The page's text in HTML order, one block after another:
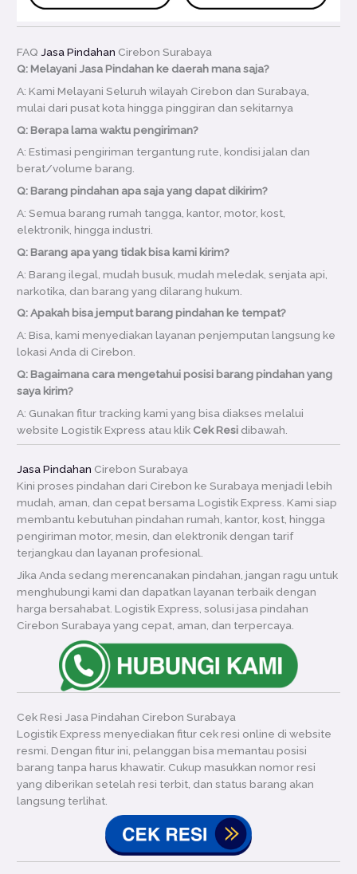
FAQ Jasa Pindahan Cirebon Surabaya
Q: Melayani Jasa Pindahan ke daerah mana saja?
A: Kami Melayani Seluruh wilayah Cirebon dan Surabaya,
mulai dari pusat kota hingga pinggiran dan sekitarnya
Q: Berapa lama waktu pengiriman?
A: Estimasi pengiriman tergantung rute, kondisi jalan dan
berat/volume barang.
Q: Barang pindahan apa saja yang dapat dikirim?
A: Semua barang rumah tangga, kantor, motor, kost,
elektronik, hingga industri.
Q: Barang apa yang tidak bisa kami kirim?
A: Barang ilegal, mudah busuk, mudah meledak, senjata api,
narkotika, dan barang yang dilarang hukum.
Q: Apakah bisa jemput barang pindahan ke tempat?
A: Bisa, kami menyediakan layanan penjemputan langsung ke
lokasi Anda di Cirebon.
Q: Bagaimana cara mengetahui posisi barang pindahan yang
saya kirim?
A: Gunakan fitur tracking kami yang bisa diakses melalui
website Logistik Express atau klik Cek Resi dibawah.
Jasa Pindahan Cirebon Surabaya
Kini proses pindahan dari Cirebon ke Surabaya menjadi lebih
mudah, aman, dan cepat bersama Logistik Express. Kami siap
membantu kebutuhan pindahan rumah, kantor, kost, hingga
pengiriman motor, mesin, dan elektronik dengan tarif
terjangkau dan layanan profesional.
Jika Anda sedang merencanakan pindahan, jangan ragu untuk
menghubungi kami dan dapatkan layanan terbaik dengan
harga bersahabat. Logistik Express, solusi jasa pindahan
Cirebon Surabaya yang cepat, aman, dan terpercaya.
Cek Resi Jasa Pindahan Cirebon Surabaya
Logistik Express menyediakan fitur cek resi online di website
resmi. Dengan fitur ini, pelanggan bisa memantau posisi
barang tanpa harus khawatir. Cukup masukkan nomor resi
yang diberikan setelah resi terbit, dan status barang akan
langsung terlihat.